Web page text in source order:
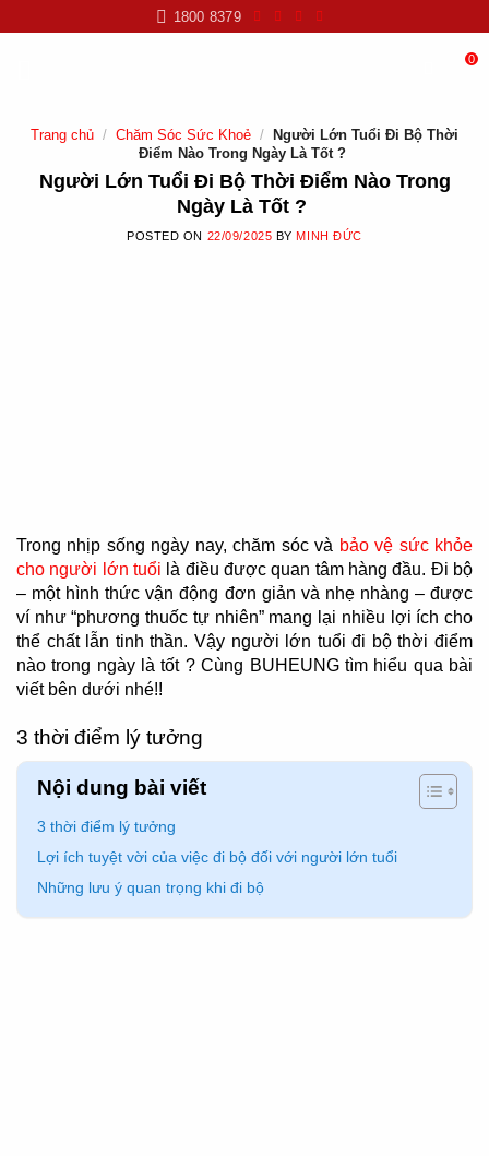
to
1800 8379
0
Trang chủ / Chăm Sóc Sức Khoẻ /
Người Lớn Tuổi Đi Bộ Thời
Điểm Nào Trong Ngày Là Tốt ?
Người Lớn Tuổi Đi Bộ Thời Điểm Nào Trong
Ngày Là Tốt ?
POSTED ON 22/09/2025 BYMINH ĐỨC
Trong nhịp sống ngày nay, chăm sóc và bảo vệ sức khỏe
cho người lớn tuổi là điều được quan tâm hàng đầu. Đi bộ
– một hình thức vận động đơn giản và nhẹ nhàng – được
ví như “phương thuốc tự nhiên” mang lại nhiều lợi ích cho
thể chất lẫn tinh thần. Vậy người lớn tuổi đi bộ thời điểm
nào trong ngày là tốt ? Cùng BUHEUNG tìm hiểu qua bài
viết bên dưới nhé!!
3 thời điểm lý tưởng
Nội dung bài viết
3 thời điểm lý tưởng
Lợi ích tuyệt vời của việc đi bộ đối với người lớn tuổi
Những lưu ý quan trọng khi đi bộ